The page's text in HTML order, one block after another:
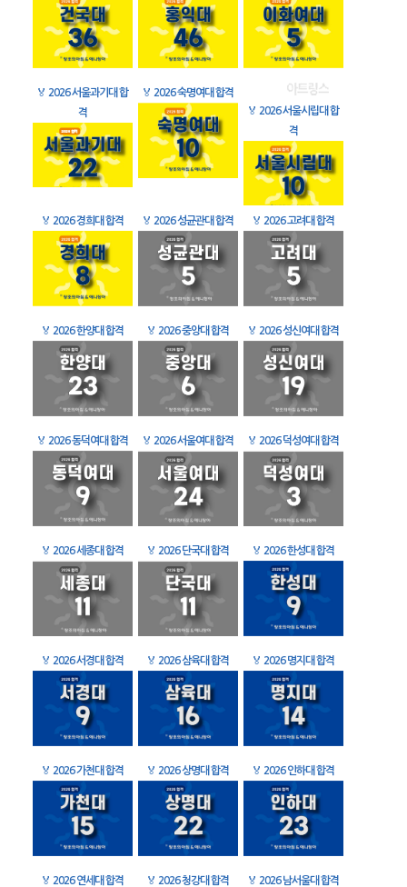
🏅 2026 서울과기대 합
격
🏅 2026 숙명여대 합격
🏅 2026 서울시립대 합
격
🏅 2026 경희대 합격 🏅 2026 성균관대 합격 🏅 2026 고려대 합격
🏅 2026 한양대 합격 🏅 2026 중앙대 합격 🏅 2026 성신여대 합격
🏅 2026 동덕여대 합격 🏅 2026 서울여대 합격 🏅 2026 덕성여대 합격
🏅 2026 세종대 합격 🏅 2026 단국대 합격 🏅 2026 한성대 합격
🏅 2026 서경대 합격 🏅 2026 삼육대 합격 🏅 2026 명지대 합격
🏅 2026 가천대 합격 🏅 2026 상명대 합격 🏅 2026 인하대 합격
🏅 2026 연세대 합격 🏅 2026 청강대 합격 🏅 2026 남서울대 합격